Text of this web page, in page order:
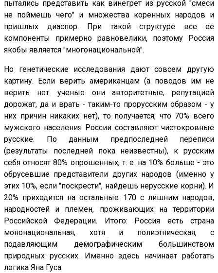
пытались представить как винегрет из русской "смеси
не поймешь чего" и множества коренных народов и
пришлых диаспор. При такой структуре все ее
компоненты примерно равновелики, поэтому Россия
якобы является "многонациональной".
Но генетические исследования дают совсем другую
картину. Если верить американцам (а поводов им не
верить нет: ученые они авторитетные, репутацией
дорожат, да и врать - таким-то прорусским образом - у
них причин никаких нет), то получается, что 70% всего
мужского населения России составляют чистокровные
русские. По данным предпоследней переписи
(результаты последней пока неизвестны), к русским
себя относят 80% опрошенных, т. е. на 10% больше - это
обрусевшие представители других народов (именно у
этих 10%, если "поскрести", найдешь нерусские корни). И
20% приходится на остальные 170 с лишним народов,
народностей и племен, проживающих на территории
Российской Федерации. Итого: Россия есть страна
мононациональная, хотя и полиэтническая, с
подавляющим демографическим большинством
природных русских. Именно здесь начинает работать
логика Яна Гуса.